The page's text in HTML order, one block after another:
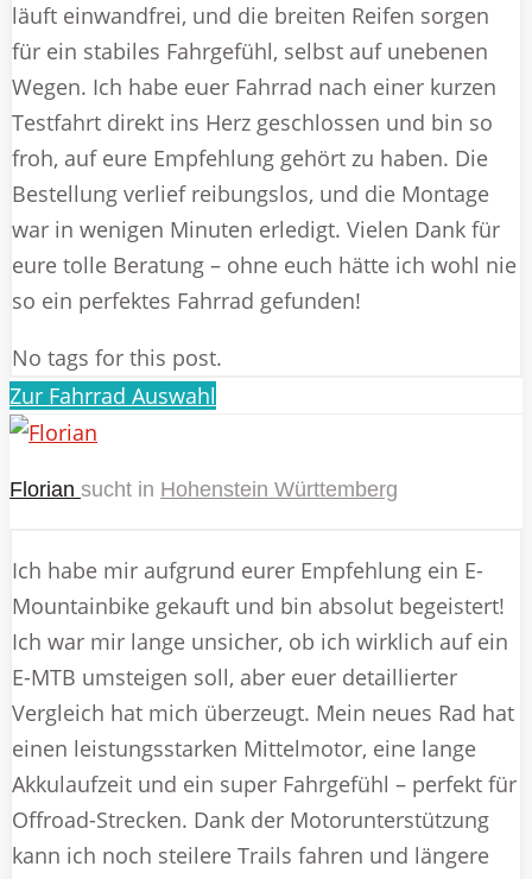
läuft einwandfrei, und die breiten Reifen sorgen
für ein stabiles Fahrgefühl, selbst auf unebenen
Wegen. Ich habe euer Fahrrad nach einer kurzen
Testfahrt direkt ins Herz geschlossen und bin so
froh, auf eure Empfehlung gehört zu haben. Die
Bestellung verlief reibungslos, und die Montage
war in wenigen Minuten erledigt. Vielen Dank für
eure tolle Beratung – ohne euch hätte ich wohl nie
so ein perfektes Fahrrad gefunden!
No tags for this post.
Zur Fahrrad Auswahl
Florian sucht in Hohenstein Württemberg
Ich habe mir aufgrund eurer Empfehlung ein E-
Mountainbike gekauft und bin absolut begeistert!
Ich war mir lange unsicher, ob ich wirklich auf ein
E-MTB umsteigen soll, aber euer detaillierter
Vergleich hat mich überzeugt. Mein neues Rad hat
einen leistungsstarken Mittelmotor, eine lange
Akkulaufzeit und ein super Fahrgefühl – perfekt für
Offroad-Strecken. Dank der Motorunterstützung
kann ich noch steilere Trails fahren und längere